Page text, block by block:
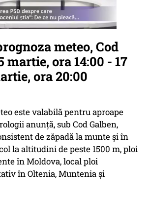
meteo, Cod
martie, ora 14:00 - 17
ora 20:00
este valabilă pentru aproape
anunță, sub Cod Galben,
de zăpadă la munte și în
la altitudini de peste 1500 m, ploi
în Moldova, local ploi
în Oltenia, Muntenia și